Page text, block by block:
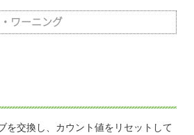
ワーニング
を交換し、カウント値をリセットして